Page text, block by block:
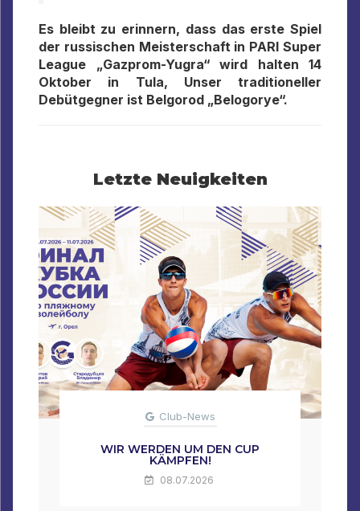
Es bleibt zu erinnern, dass das erste Spiel
der russischen Meisterschaft in PARI Super
League „Gazprom-Yugra“ wird halten 14
Oktober in Tula, Unser traditioneller
Debütgegner ist Belgorod „Belogorye“.
Letzte Neuigkeiten
Club-News
WIR WERDEN UM DEN CUP
KÄMPFEN!
08.07.2026